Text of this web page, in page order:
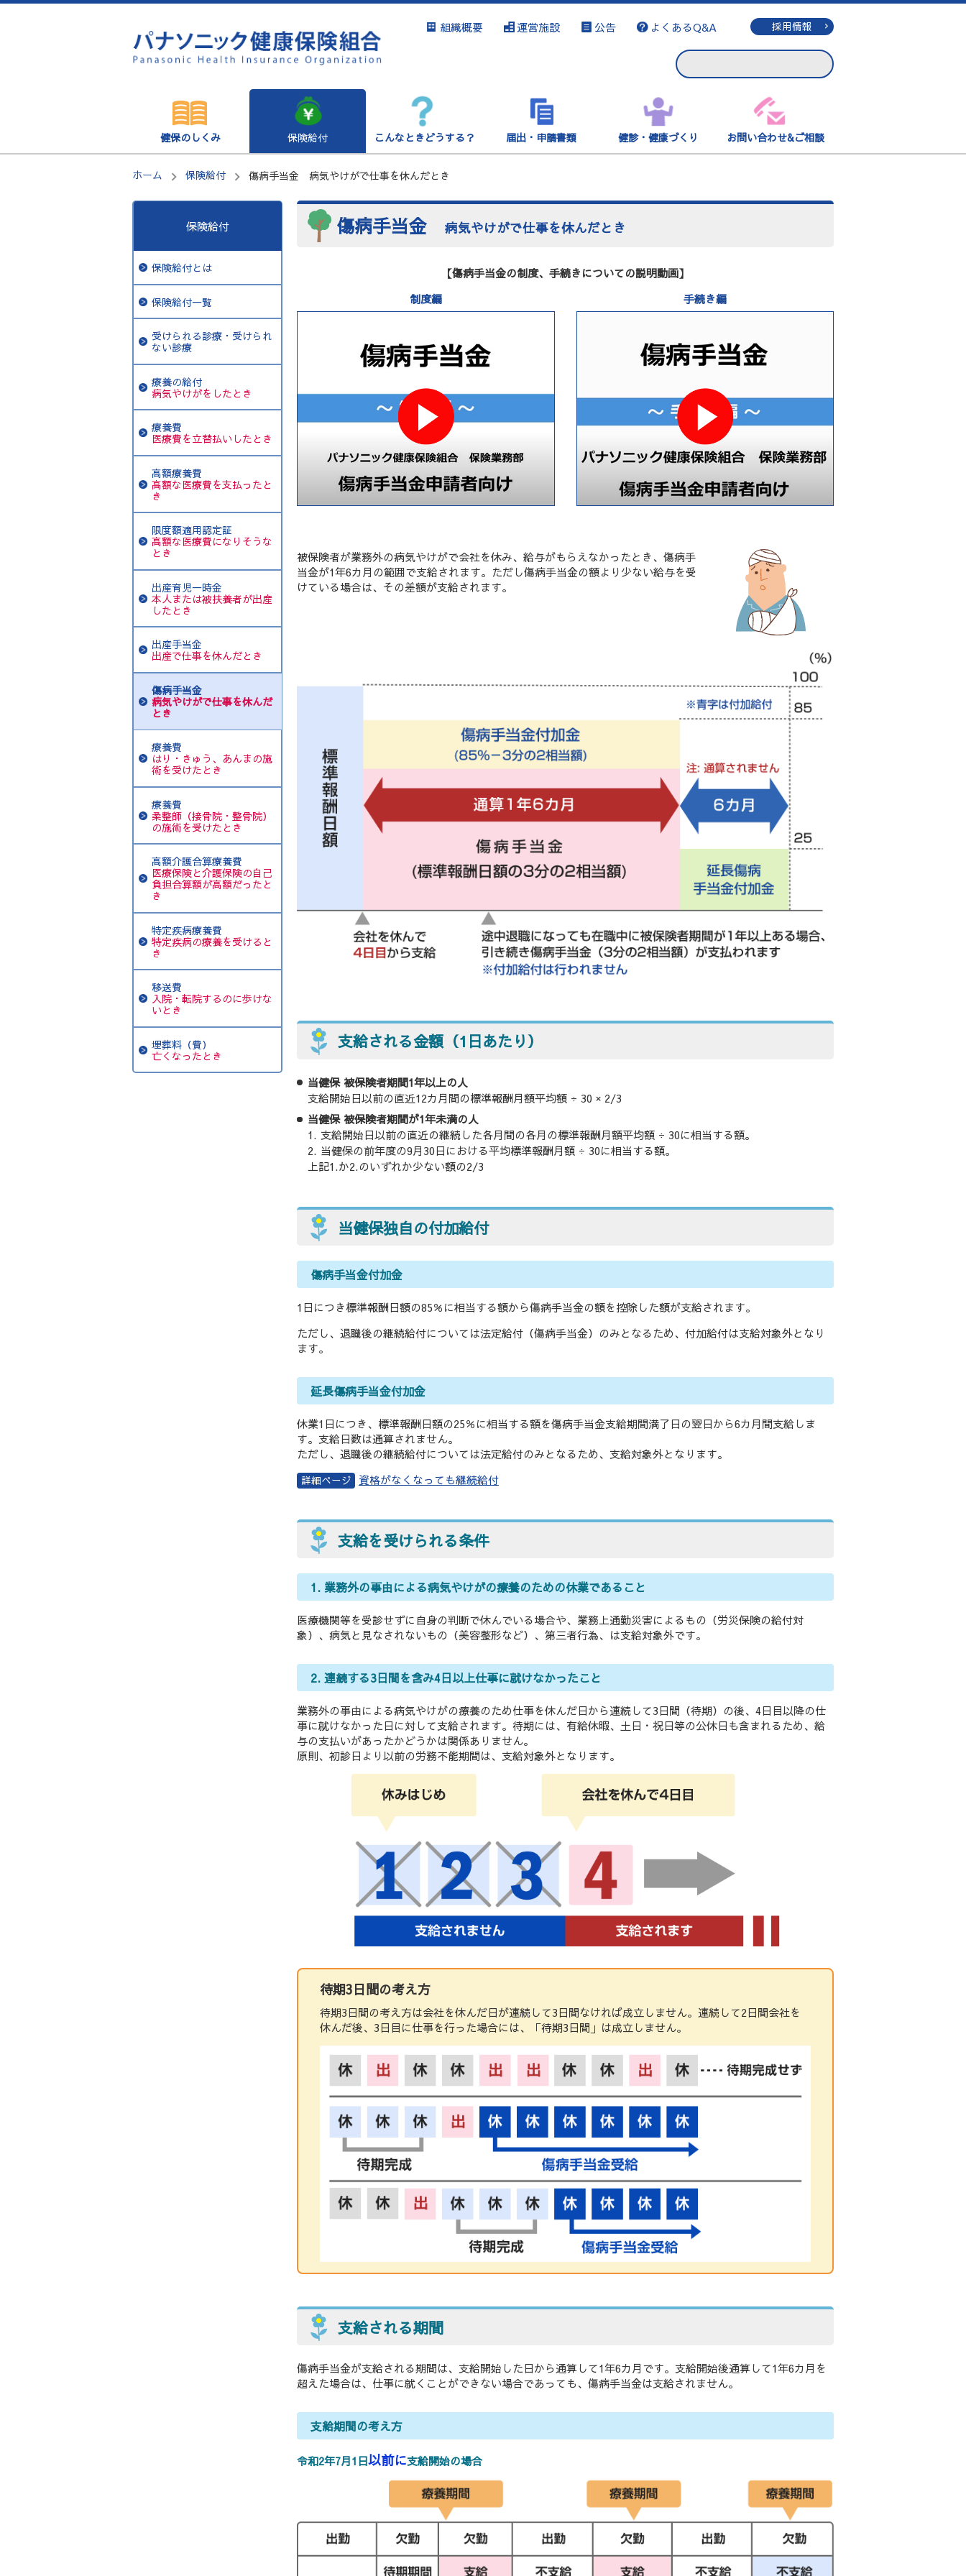
組織概要 運営施設 公告 よくあるQ&A 採用情報
健保のしくみ 保険給付 こんなときどうする？ 届出・申請書類 健診・健康づくり お問い合わせ&ご相談
ホーム 保険給付 傷病手当金 病気やけがで仕事を休んだとき
保険給付
保険給付とは
保険給付一覧
受けられる診療・受けられ
ない診療
療養の給付
病気やけがをしたとき
療養費
医療費を立替払いしたとき
高額療養費
高額な医療費を支払ったと
き
限度額適用認定証
高額な医療費になりそうな
とき
出産育児一時金
本人または被扶養者が出産
したとき
出産手当金
出産で仕事を休んだとき
傷病手当金
病気やけがで仕事を休んだ
とき
療養費
はり・きゅう、あんまの施
術を受けたとき
療養費
柔整師（接骨院・整骨院）
の施術を受けたとき
高額介護合算療養費
医療保険と介護保険の自己
負担合算額が高額だったと
き
特定疾病療養費
特定疾病の療養を受けると
き
移送費
入院・転院するのに歩けな
いとき
埋葬料（費）
亡くなったとき
傷病手当金 病気やけがで仕事を休んだとき
【傷病手当金の制度、手続きについての説明動画】
制度編
手続き編
被保険者が業務外の病気やけがで会社を休み、給与がもらえなかったとき、傷病手
当金が1年6カ月の範囲で支給されます。ただし傷病手当金の額より少ない給与を受
けている場合は、その差額が支給されます。
支給される金額（1日あたり）
当健保 被保険者期間1年以上の人
支給開始日以前の直近12カ月間の標準報酬月額平均額 ÷ 30 × 2/3
当健保 被保険者期間が1年未満の人
支給開始日以前の直近の継続した各月間の各月の標準報酬月額平均額 ÷ 30に相当する額。
当健保の前年度の9月30日における平均標準報酬月額 ÷ 30に相当する額。
上記1.か2.のいずれか少ない額の2/3
当健保独自の付加給付
傷病手当金付加金
1日につき標準報酬日額の85％に相当する額から傷病手当金の額を控除した額が支給されます。
ただし、退職後の継続給付については法定給付（傷病手当金）のみとなるため、付加給付は支給対象外となり
ます。
延長傷病手当金付加金
休業1日につき、標準報酬日額の25％に相当する額を傷病手当金支給期間満了日の翌日から6カ月間支給しま
す。支給日数は通算されません。
ただし、退職後の継続給付については法定給付のみとなるため、支給対象外となります。
資格がなくなっても継続給付
支給を受けられる条件
1. 業務外の事由による病気やけがの療養のための休業であること
医療機関等を受診せずに自身の判断で休んでいる場合や、業務上通勤災害によるもの（労災保険の給付対
象）、病気と見なされないもの（美容整形など）、第三者行為、は支給対象外です。
2. 連続する3日間を含み4日以上仕事に就けなかったこと
業務外の事由による病気やけがの療養のため仕事を休んだ日から連続して3日間（待期）の後、4日目以降の仕
事に就けなかった日に対して支給されます。待期には、有給休暇、土日・祝日等の公休日も含まれるため、給
与の支払いがあったかどうかは関係ありません。
原則、初診日より以前の労務不能期間は、支給対象外となります。
待期3日間の考え方
待期3日間の考え方は会社を休んだ日が連続して3日間なければ成立しません。連続して2日間会社を
休んだ後、3日目に仕事を行った場合には、「待期3日間」は成立しません。
支給される期間
傷病手当金が支給される期間は、支給開始した日から通算して1年6カ月です。支給開始後通算して1年6カ月を
超えた場合は、仕事に就くことができない場合であっても、傷病手当金は支給されません。
支給期間の考え方
令和2年7月1日以前に支給開始の場合